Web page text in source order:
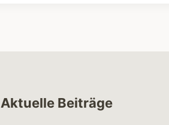
Aktuelle Beiträge